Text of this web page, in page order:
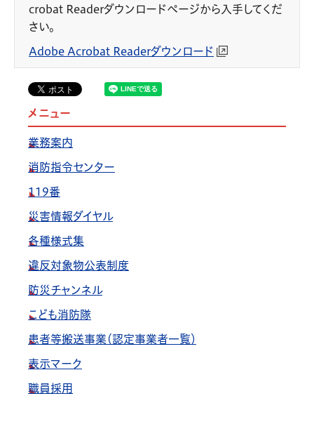
crobat Readerダウンロードページから入手してくだ
さい。
Adobe Acrobat Readerダウンロード
メニュー
業務案内
消防指令センター
119番
災害情報ダイヤル
各種様式集
違反対象物公表制度
防災チャンネル
こども消防隊
患者等搬送事業（認定事業者一覧）
表示マーク
職員採用